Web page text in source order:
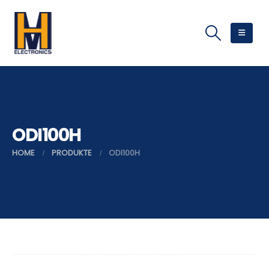
ODI100H
HOME PRODUKTE ODI100H